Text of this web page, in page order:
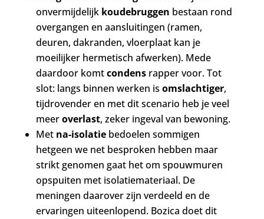
onvermijdelijk koudebruggen bestaan rond
overgangen en aansluitingen (ramen,
deuren, dakranden, vloerplaat kan je
moeilijker hermetisch afwerken). Mede
daardoor komtcondensrapper voor. Tot
slot: langs binnen werken is omslachtiger,
tijdrovender en met dit scenario heb je veel
meeroverlast, zeker ingeval van bewoning.
Met na-isolatiebedoelen sommigen
hetgeen we net besproken hebben maar
strikt genomen gaat het om spouwmuren
opspuiten met isolatiemateriaal. De
meningen daarover zijn verdeeld en de
ervaringen uiteenlopend. Bozica doet dit